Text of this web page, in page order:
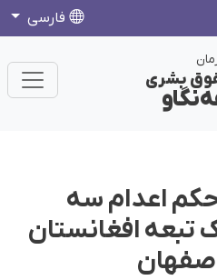
فارسی
بشری
حکم اعدام سە
تبعه افغانستان